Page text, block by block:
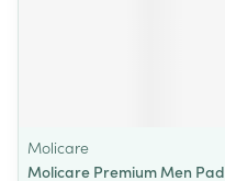
Molicare
Molicare Premium Men Pad